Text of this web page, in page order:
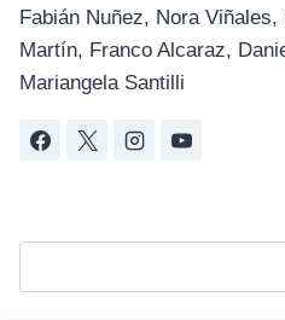
Fabián Nuñez, Nora
Martín, Franco Alcaraz,
Mariangela Santilli